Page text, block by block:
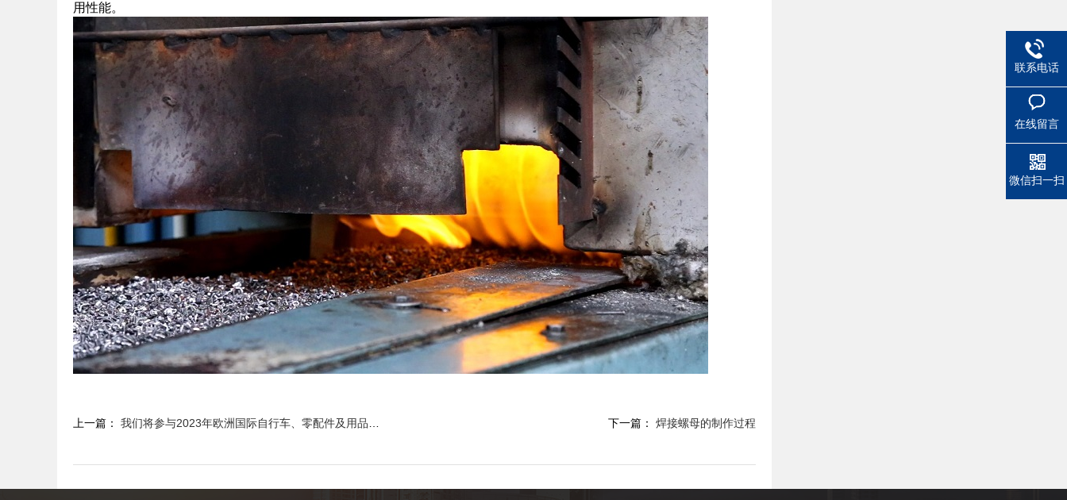
用性能。
上一篇： 我们将参与2023年欧洲国际自行车、零配件及用品展览会 下一篇： 焊接螺母的制作过程
联系电话
在线留言
微信扫一扫